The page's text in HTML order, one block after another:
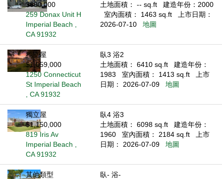
$690,000
259 Donax Unit H
Imperial Beach ,
CA 91932
土地面積： -- sq.ft
建造年份：2000
室內面積： 1463 sq.ft
上市日期：
2026-07-10
地圖
獨立屋
$1,059,000
1250 Connecticut
St Imperial Beach
, CA 91932
臥3 浴2
土地面積： 6410 sq.ft
建造年份：
1983
室內面積： 1413 sq.ft
上市
日期： 2026-07-09
地圖
獨立屋
$1,150,000
819 Iris Av
Imperial Beach ,
CA 91932
臥4 浴3
土地面積： 6098 sq.ft
建造年份：
1960
室內面積： 2184 sq.ft
上市
日期： 2026-07-09
地圖
其他類型
臥- 浴-